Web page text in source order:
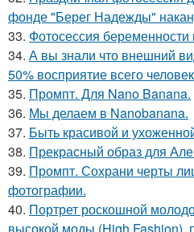
фонде "Берег Надежды"
33. Фотосессия беременности
34. А вы знали что внешний
50% восприятие всего
35. Промпт. Для Nano Banana.
36. Мы делаем в Nanobanana.
37. Быть красивой и
38. Прекрасный образ для
39. Промпт. Сохрани черты
фотографии.
40. Портрет роскошной
высокой моды (High Fashion),